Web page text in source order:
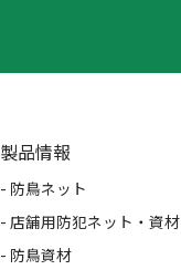
製品情報
- 防鳥ネット
- 店舗用防犯ネット・資材
- 防鳥資材